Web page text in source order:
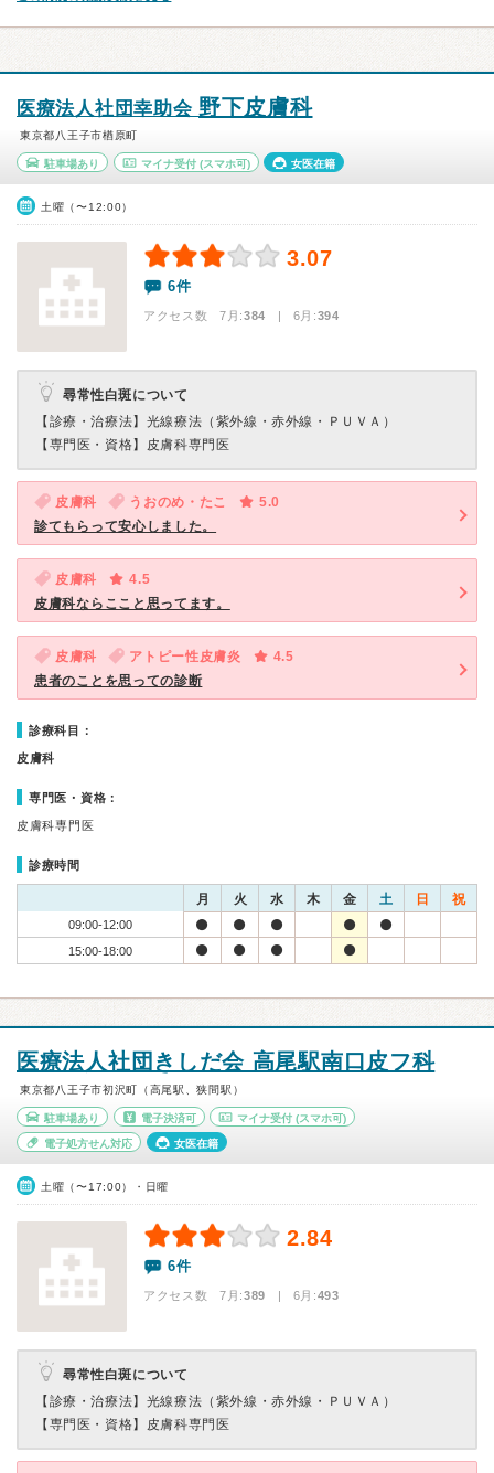
医療法人社団幸助会 野下皮膚科
東京都八王子市楢原町
駐車場あり マイナ受付(スマホ可) 女医在籍
土曜（〜12:00）
3.07
6件
アクセス数 7月:384 | 6月:394
尋常性白斑について
【診療・治療法】 光線療法（紫外線・赤外線・ＰＵＶＡ）
【専門医・資格】 皮膚科専門医
皮膚科 うおのめ・たこ
5.0
診てもらって安心しました。
皮膚科
4.5
皮膚科ならここと思ってます。
皮膚科 アトピー性皮膚炎
4.5
患者のことを思っての診断
診療科目：
皮膚科
専門医・資格：
皮膚科専門医
診療時間
月 火 水 木 金 土 日 祝
09:00-12:00
15:00-18:00
医療法人社団きしだ会 高尾駅南口皮フ科
東京都八王子市初沢町（高尾駅、狭間駅）
駐車場あり 電子決済可 マイナ受付 (スマホ可)
電子処方せん対応 女医在籍
土曜（〜17:00）・日曜
2.84
6件
アクセス数 7月:389 | 6月:493
尋常性白斑について
【診療・治療法】 光線療法（紫外線・赤外線・ＰＵＶＡ）
【専門医・資格】 皮膚科専門医